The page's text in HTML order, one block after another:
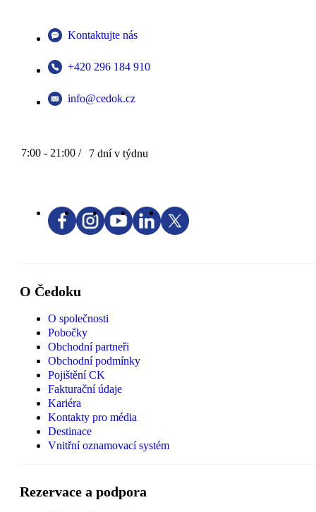
Kontaktujte nás
+420 296 184 910
info@cedok.cz
7:00 - 21:00 / 7 dní v týdnu
O Čedoku
O společnosti
Pobočky
Obchodní partneři
Obchodní podmínky
Pojištění CK
Fakturační údaje
Kariéra
Kontakty pro média
Destinace
Vnitřní oznamovací systém
Rezervace a podpora